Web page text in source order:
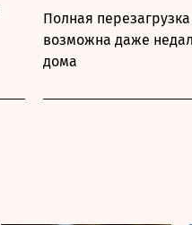
Полная перезагрузка
возможна даже
дома